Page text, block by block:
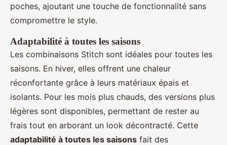
poches, ajoutant une touche de fonctionnalité sans
compromettre le style.
Adaptabilité à toutes les saisons
Les combinaisons Stitch sont idéales pour toutes les
saisons. En hiver, elles offrent une chaleur
réconfortante grâce à leurs matériaux épais et
isolants. Pour les mois plus chauds, des versions plus
légères sont disponibles, permettant de rester au
frais tout en arborant un look décontracté. Cette
adaptabilité à toutes les saisons fait des